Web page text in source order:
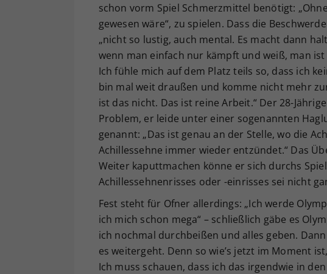
schon vorm Spiel Schmerzmittel benötigt:
gewesen wäre“, zu spielen. Dass die
„nicht so lustig, auch mental. Es macht dann
wenn man einfach nur kämpft und weiß, man
Ich fühle mich auf dem Platz teils so, dass ich
bin mal weit draußen und komme nicht mehr
ist das nicht. Das ist reine Arbeit.“ Der 28-
Problem, er leide unter einer sogenannten
genannt: „Das ist genau an der Stelle, wo die
Achillessehne immer wieder entzündet.“ Das
Weiter kaputtmachen könne er sich durchs
Achillessehnenrisses oder -einrisses sei nicht
Fest steht für Ofner allerdings: „Ich werde
ich mich schon mega“ – schließlich gäbe es
ich nochmal durchbeißen und alles geben.
es weitergeht. Denn so wie’s jetzt im Moment
Ich muss schauen, dass ich das irgendwie in